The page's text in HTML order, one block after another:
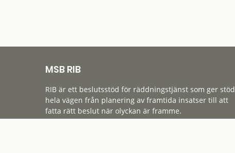
MSB RIB
RIB är ett beslutsstöd för räddningstjänst som ger stöd
hela vägen från planering av framtida insatser till att
fatta rätt beslut när olyckan är framme.